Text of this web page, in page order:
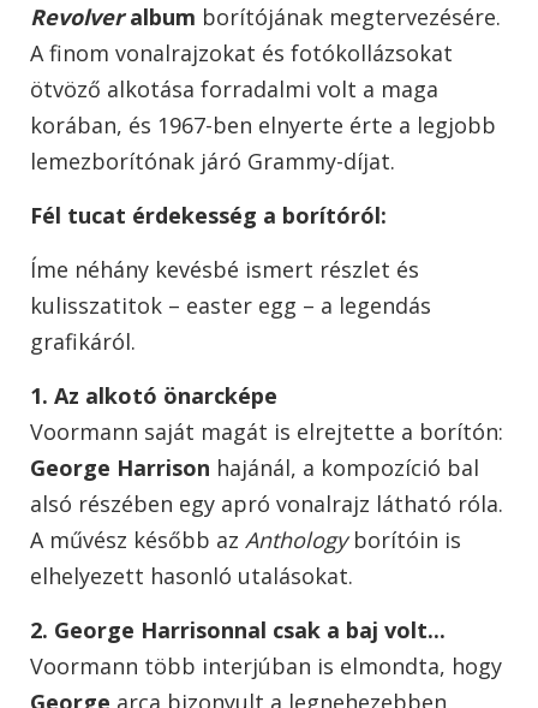
Revolveralbum borítójának megtervezésére.
A finom vonalrajzokat és fotókollázsokat
ötvöző alkotása forradalmi volt a maga
korában, és 1967-ben elnyerte érte a legjobb
lemezborítónak járó Grammy-díjat.
Fél tucat érdekesség a borítóról:
Íme néhány kevésbé ismert részlet és
kulisszatitok – easter egg – a legendás
grafikáról.
1. Az alkotó önarcképe
Voormann saját magát is elrejtette a borítón:
George Harrison hajánál, a kompozíció bal
alsó részében egy apró vonalrajz látható róla.
A művész később az Anthologyborítóin is
elhelyezett hasonló utalásokat.
2. George Harrisonnal csak a baj volt...
Voormann több interjúban is elmondta, hogy
George arca bizonyult a legnehezebben